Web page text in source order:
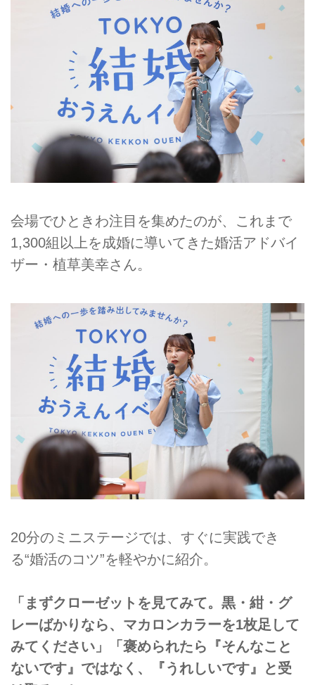
会場でひときわ注目を集めたのが、これまで
1,300組以上を成婚に導いてきた婚活アドバイ
ザー・植草美幸さん。
20分のミニステージでは、すぐに実践でき
る“婚活のコツ”を軽やかに紹介。
「まずクローゼットを見てみて。黒・紺・グ
レーばかりなら、マカロンカラーを1枚足して
みてください」
「褒められたら『そんなこと
ないです』ではなく、『うれしいです』と受